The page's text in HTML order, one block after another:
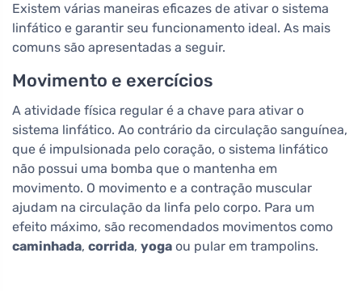
Existem várias maneiras eficazes de ativar o sistema
linfático e garantir seu funcionamento ideal. As mais
comuns são apresentadas a seguir.
Movimento e exercícios
A atividade física regular é a chave para ativar o
sistema linfático. Ao contrário da circulação sanguínea,
que é impulsionada pelo coração, o sistema linfático
não possui uma bomba que o mantenha em
movimento. O movimento e a contração muscular
ajudam na circulação da linfa pelo corpo. Para um
efeito máximo, são recomendados movimentos como
caminhada, corrida, yoga ou pular em trampolins.